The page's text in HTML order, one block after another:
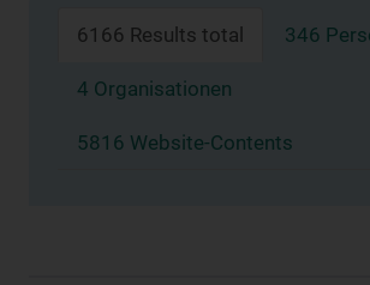
6166 Results total 346
4 Organisationen
5816 Website-Contents